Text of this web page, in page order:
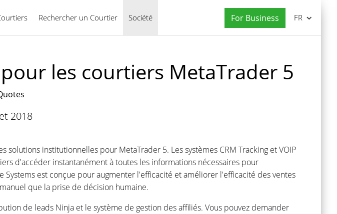
Rechercher un Courtier Société For Business
Français FR
les courtiers MetaTrader 5
2018
institutionnelles pour MetaTrader 5. Les systèmes CRM Tracking et VOIP
d'accéder instantanément à toutes les informations nécessaires pour
est conçue pour augmenter l'efficacité et améliorer l'efficacité des ventes
que la prise de décision humaine.
de leads Ninja et le système de gestion des affiliés. Vous pouvez demander